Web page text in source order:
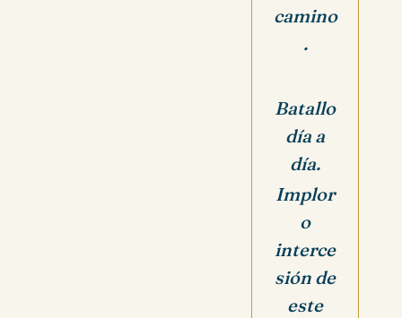
camino
.
Batallo
día a
día.
Implor
o
interce
sión de
este